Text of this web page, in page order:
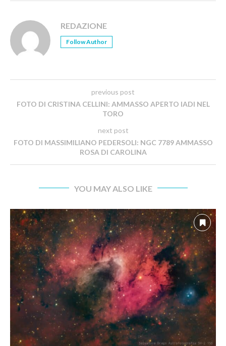
REDAZIONE
Follow Author
previous post
FOTO DI CRISTINA CELLINI: AMMASSO APERTO IADI NEL
TORO
next post
FOTO DI MASSIMILIANO PEDERSOLI: NGC 7789 AMMASSO
ROSA DI CAROLINA
YOU MAY ALSO LIKE